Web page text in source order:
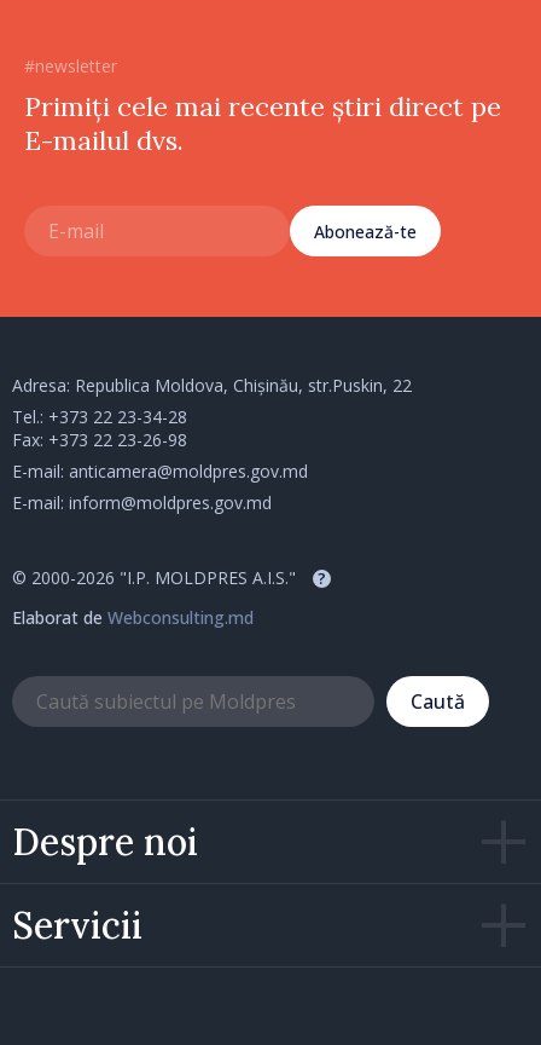
#newsletter
Primiți cele mai recente știri direct pe
E-mailul dvs.
Abonează-te
Despre noi
Servicii
Adresa: Republica Moldova, Chișinău, str.Puskin, 22
Tel.: +373 22 23-34-28
Fax: +373 22 23-26-98
E-mail: anticamera@moldpres.gov.md
E-mail: inform@moldpres.gov.md
© 2000-2026 "I.P. MOLDPRES A.I.S." ?
Elaborat de Webconsulting.md
Caută